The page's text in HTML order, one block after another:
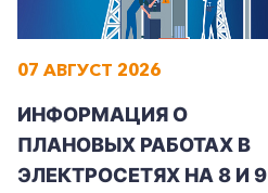
+7-800-700-24-57
Частным клиентам
Корпоративным
07 АВГУСТ 2026
ИНФОРМАЦИЯ О
ПЛАНОВЫХ РАБОТАХ В
ЭЛЕКТРОСЕТЯХ НА 8 И 9